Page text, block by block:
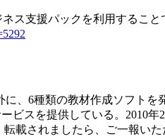
ス支援パックを利用するこ
、6種類の教材作成ソフトを
スを提供している。2010年
載されましたら、ご一報いた